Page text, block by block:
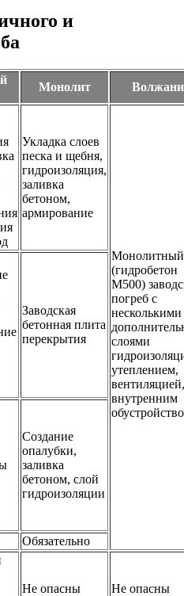
и
Монолит
Укладка слоев
песка и щебня,
гидроизоляция,
заливка
бетоном,
армирование
Монолитный
(гидробетон
М500)
погреб с
несколькими
слоями
утеплением,
вентиляцией,
внутренним
Заводская
бетонная плита
перекрытия
Создание
опалубки,
заливка
бетоном, слой
гидроизоляции
Обязательно
Не опасны Не опасны